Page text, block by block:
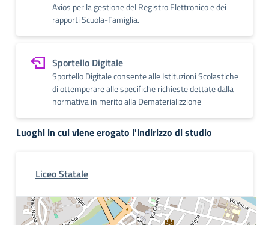
Axios per la gestione del Registro Elettronico e dei
rapporti Scuola-Famiglia.
Sportello Digitale
Sportello Digitale consente alle Istituzioni Scolastiche
di ottemperare alle specifiche richieste dettate dalla
normativa in merito alla Dematerializzione
Luoghi in cui viene erogato l'indirizzo di studio
Liceo Statale